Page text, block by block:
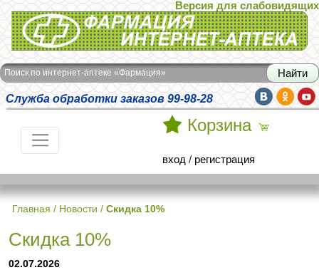
Интернет-аптека Фармация
Версия для слабовидящих
Поиск по интернет-аптеке «Фармация»
Служба обработки заказов 99-98-28
Корзина
вход / регистрация
Главная / Новости / Скидка 10%
Скидка 10%
02.07.2026